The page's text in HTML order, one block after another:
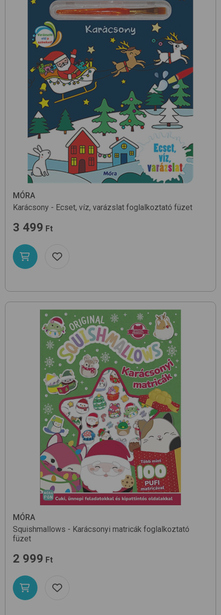
MÓRA
Karácsony - Ecset, víz, varázslat foglalkoztató füzet
3 499 Ft
MÓRA
Squishmallows - Karácsonyi matricák foglalkoztató
füzet
2 999 Ft